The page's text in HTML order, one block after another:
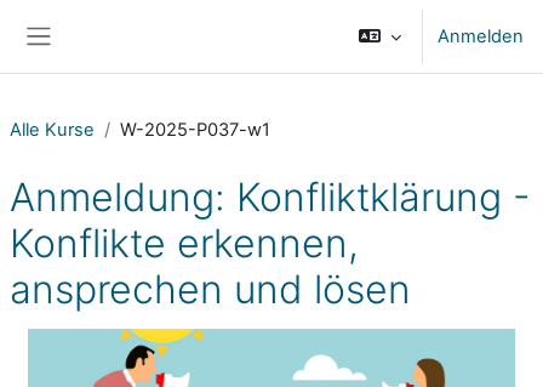
Anmelden
Alle Kurse W-2025-P037-w1
Anmeldung: Konfliktklärung -
Konflikte erkennen,
ansprechen und lösen